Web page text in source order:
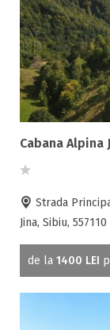
Scaun
Schimb
Seif la
Semineu
SPA
Spalatorie
Terasa
Cabana Alpina
Strada
Jina, Sibiu, 557110
de la 1400 LEI